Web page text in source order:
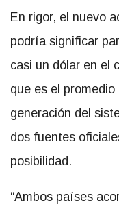
En rigor, el nuevo
podría significar
casi un dólar en el
que es el
generación del
dos fuentes
posibilidad.
“Ambos países